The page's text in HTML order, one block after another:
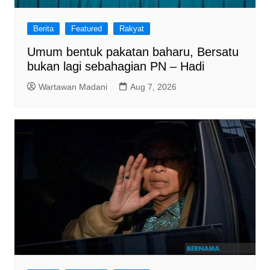
Berita Featured Rakyat
Umum bentuk pakatan baharu, Bersatu
bukan lagi sebahagian PN – Hadi
Wartawan Madani Aug 7, 2026